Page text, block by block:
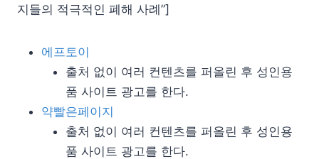
지들의 적극적인 폐해 사례”]
에프토이
출처 없이 여러 컨텐츠를 퍼올린 후 성인용
품 사이트 광고를 한다.
약빨은페이지
출처 없이 여러 컨텐츠를 퍼올린 후 성인용
품 사이트 광고를 한다.